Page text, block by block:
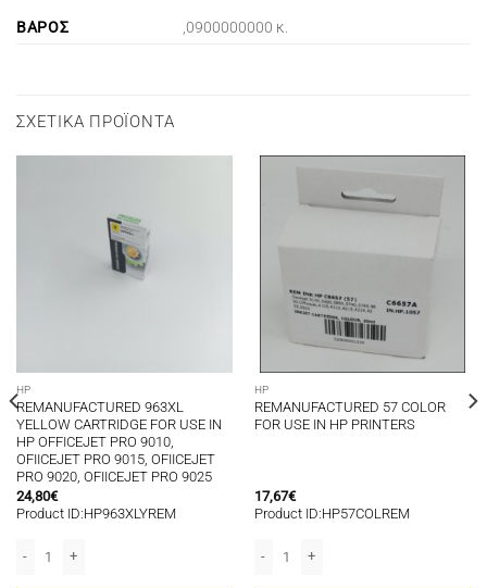
ΒΆΡΟΣ ,0900000000 κ.
ΣΧΕΤΙΚΆ ΠΡΟΪΌΝΤΑ
HP
REMANUFACTURED 963XL
YELLOW CARTRIDGE FOR USE IN
HP OFFICEJET PRO 9010,
OFIICEJET PRO 9015, OFIICEJET
PRO 9020, OFIICEJET PRO 9025
24,80€
Product ID:HP963XLYREM
HP
REMANUFACTURED 57 COLOR
FOR USE IN HP PRINTERS
17,67€
Product ID:HP57COLREM